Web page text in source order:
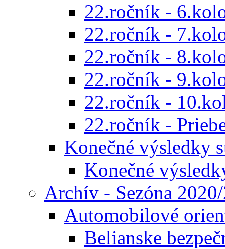
22.ročník -
22.ročník -
22.ročník -
22.ročník -
22.ročník -
22.ročník -
Konečné výsledky
Konečné
Archív - Sezóna
Automobilové
Belianske